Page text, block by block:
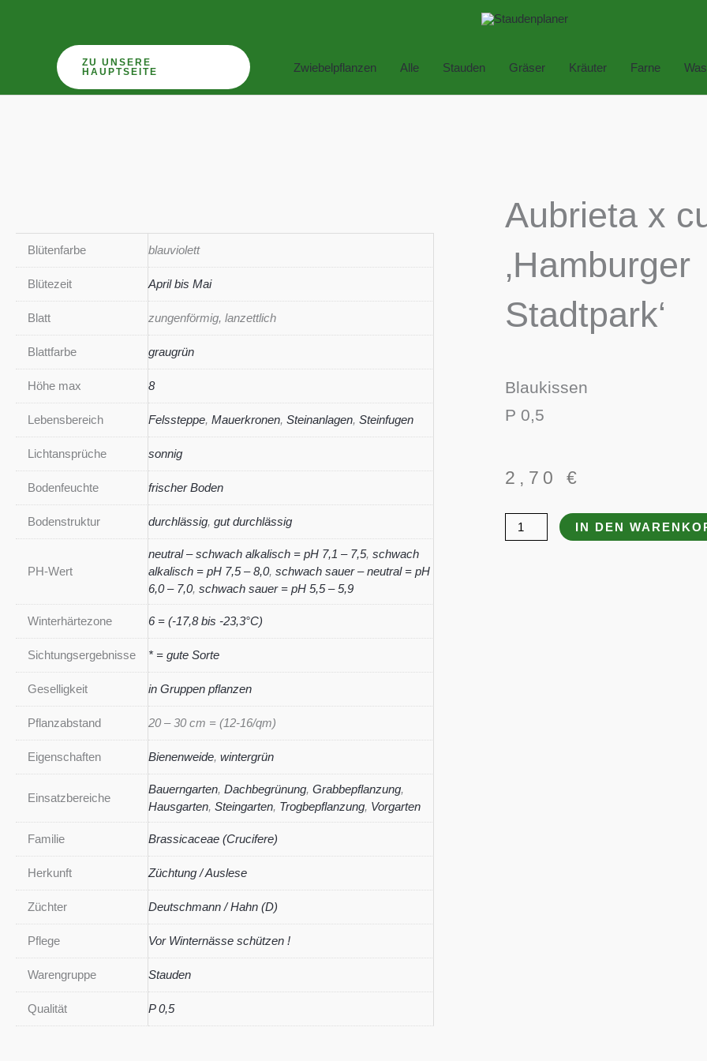
ZU UNSERE
HAUPTSEITE
Zwiebelpflanzen Alle Stauden Gräser Kräuter Farne
Blütenfarbe blauviolett
Blütezeit April bis Mai
Blatt zungenförmig, lanzettlich
Blattfarbe graugrün
Höhe max 8
Lebensbereich Felssteppe, Mauerkronen, Steinanlagen, Steinfugen
Lichtansprüche sonnig
Bodenfeuchte frischer Boden
Bodenstruktur durchlässig, gut durchlässig
PH-Wert
neutral – schwach alkalisch = pH 7,1 – 7,5, schwach
alkalisch = pH 7,5 – 8,0, schwach sauer – neutral = pH
6,0 – 7,0, schwach sauer = pH 5,5 – 5,9
Winterhärtezone 6 = (-17,8 bis -23,3°C)
Sichtungsergebnisse * = gute Sorte
Geselligkeit in Gruppen pflanzen
Pflanzabstand 20 – 30 cm = (12-16/qm)
Eigenschaften Bienenweide, wintergrün
Einsatzbereiche
Bauerngarten, Dachbegrünung, Grabbepflanzung,
Hausgarten, Steingarten, Trogbepflanzung, Vorgarten
Familie Brassicaceae (Crucifere)
Herkunft Züchtung / Auslese
Züchter Deutschmann / Hahn (D)
Pflege Vor Winternässe schützen !
Warengruppe Stauden
Qualität P 0,5
Aubrieta x
‚Hamburger
Stadtpark‘
Blaukissen
P 0,5
2,70 €
Aubrieta
x
IN DEN